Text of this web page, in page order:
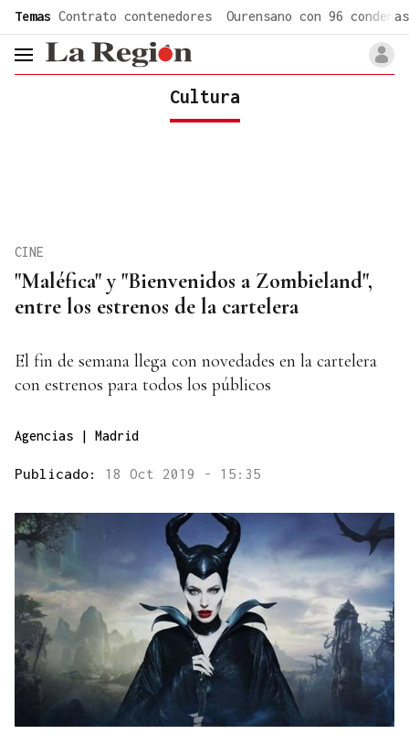
Temas Contrato contenedores Ourensano con 96 condenas
header.menu.open
Cultura
"Maléfica" y "Bienvenidos a Zombieland",
entre los estrenos de la cartelera
CINE
El fin de semana llega con novedades en la cartelera
con estrenos para todos los públicos
Agencias | Madrid
Publicado: 18 Oct 2019 - 15:35